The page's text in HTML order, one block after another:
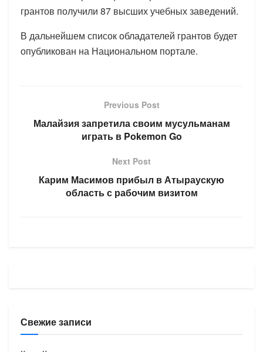
грантов получили 87 высших учебных заведений.
В дальнейшем список обладателей грантов будет
опубликован на Национальном портале.
Previous Post
Малайзия запретила своим мусульманам
играть в Pokemon Go
Next Post
Карим Масимов прибыл в Атыраускую
область с рабочим визитом
Свежие записи